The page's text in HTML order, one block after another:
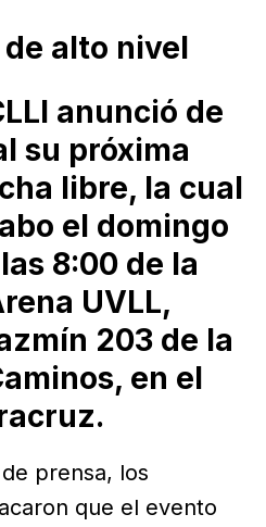
alto nivel
anunció de
su próxima
libre, la cual
el domingo
8:00 de la
UVLL,
203 de la
en el
prensa, los
que el evento